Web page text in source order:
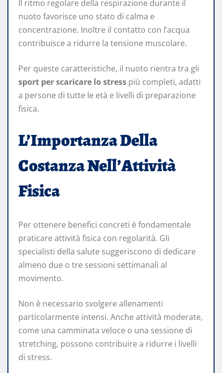
Il ritmo regolare della respirazione durante il
nuoto favorisce uno stato di calma e
concentrazione. Inoltre il contatto con l’acqua
contribuisce a ridurre la tensione muscolare.
Per queste caratteristiche, il nuoto rientra tra gli
sport per scaricare lo stress più completi, adatti
a persone di tutte le età e livelli di preparazione
fisica.
L’Importanza Della
Costanza Nell’Attività
Fisica
Per ottenere benefici concreti è fondamentale
praticare attività fisica con regolarità. Gli
specialisti della salute suggeriscono di dedicare
almeno due o tre sessioni settimanali al
movimento.
Non è necessario svolgere allenamenti
particolarmente intensi. Anche attività moderate,
come una camminata veloce o una sessione di
stretching, possono contribuire a ridurre i livelli
di stress.